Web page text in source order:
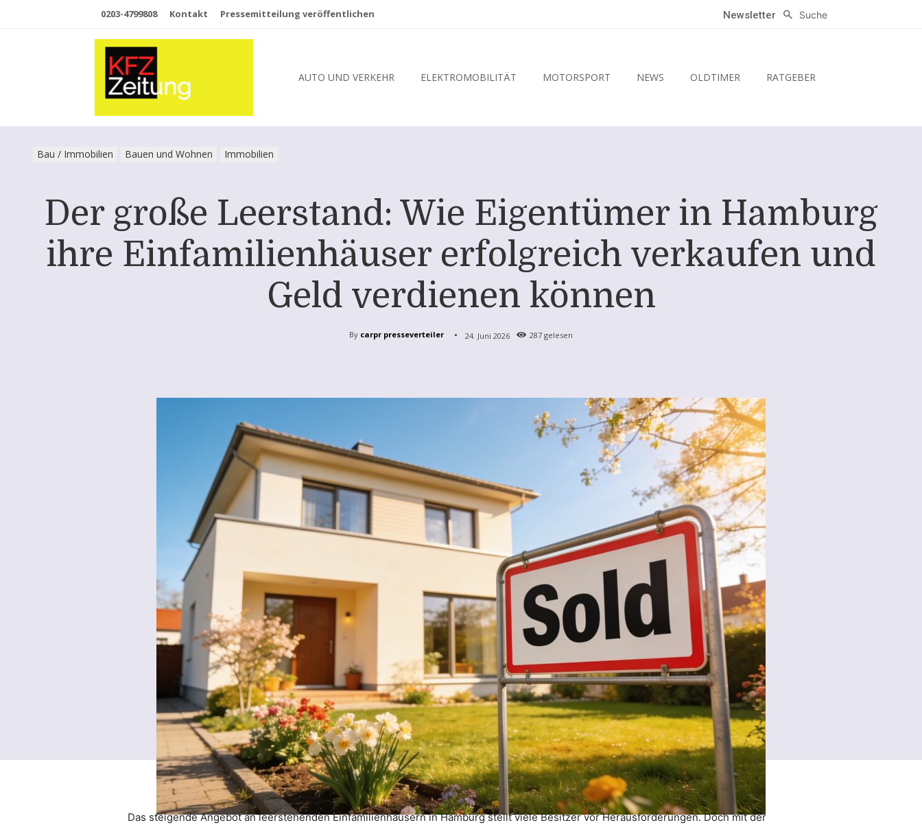
0203-4799808 Kontakt Pressemitteilung veröffentlichen Newsletter Suche
AUTO UND VERKEHR ELEKTROMOBILITÄT MOTORSPORT NEWS OLDTIMER RATGEBER
Bau / Immobilien Bauen und Wohnen Immobilien
Der große Leerstand: Wie Eigentümer in Hamburg
ihre Einfamilienhäuser erfolgreich verkaufen und
Geld verdienen können
By carpr presseverteiler 24. Juni 2026 287 gelesen
Das steigende Angebot an leerstehenden Einfamilienhäusern in Hamburg stellt viele Besitzer vor Herausforderungen. Doch mit der